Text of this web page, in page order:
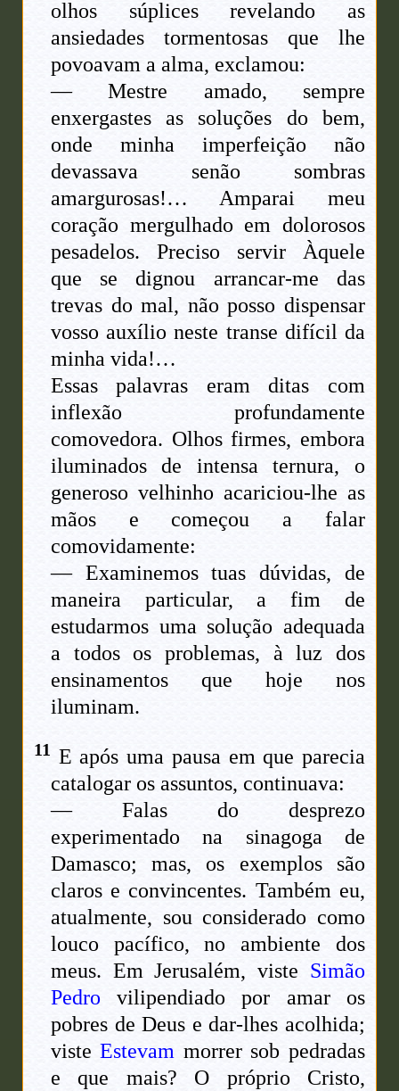
olhos súplices revelando as
ansiedades tormentosas que lhe
povoavam a alma, exclamou:
— Mestre amado, sempre
enxergastes as soluções do bem,
onde minha imperfeição não
devassava senão sombras
amargurosas!… Amparai meu
coração mergulhado em dolorosos
pesadelos. Preciso servir Àquele
que se dignou arrancar-me das
trevas do mal, não posso dispensar
vosso auxílio neste transe difícil da
minha vida!…
Essas palavras eram ditas com
inflexão profundamente
comovedora. Olhos firmes, embora
iluminados de intensa ternura, o
generoso velhinho acariciou-lhe as
mãos e começou a falar
comovidamente:
— Examinemos tuas dúvidas, de
maneira particular, a fim de
estudarmos uma solução adequada
a todos os problemas, à luz dos
ensinamentos que hoje nos
iluminam.
11 E após uma pausa em que parecia
catalogar os assuntos, continuava:
— Falas do desprezo
experimentado na sinagoga de
Damasco; mas, os exemplos são
claros e convincentes. Também eu,
atualmente, sou considerado como
louco pacífico, no ambiente dos
meus. Em Jerusalém, viste Simão
Pedro vilipendiado por amar os
pobres de Deus e dar-lhes acolhida;
visteEstevam morrer sob pedradas
e que mais? O próprio Cristo,